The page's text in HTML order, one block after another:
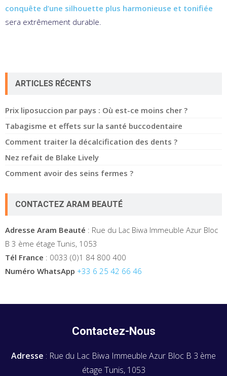
conquête d’une silhouette plus harmonieuse et tonifiée
sera extrêmement durable.
ARTICLES RÉCENTS
Prix liposuccion par pays : Où est-ce moins cher ?
Tabagisme et effets sur la santé buccodentaire
Comment traiter la décalcification des dents ?
Nez refait de Blake Lively
Comment avoir des seins fermes ?
CONTACTEZ ARAM BEAUTÉ
Adresse Aram Beauté : Rue du Lac Biwa Immeuble Azur Bloc
B 3 ème étage Tunis, 1053
Tél France : 0033 (0)1 84 800 400
Numéro WhatsApp +33 6 25 42 66 46
Contactez-Nous
Adresse : Rue du Lac Biwa Immeuble Azur Bloc B 3 ème
étage Tunis, 1053